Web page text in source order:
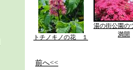
トチノキノの花 １
湯の街公園の
満開
前へ<<